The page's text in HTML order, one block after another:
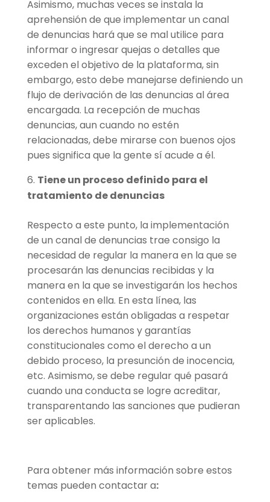
Asimismo, muchas veces se instala la
aprehensión de que implementar un canal
de denuncias hará que se mal utilice para
informar o ingresar quejas o detalles que
exceden el objetivo de la plataforma, sin
embargo, esto debe manejarse definiendo un
flujo de derivación de las denuncias al área
encargada. La recepción de muchas
denuncias, aun cuando no estén
relacionadas, debe mirarse con buenos ojos
pues significa que la gente sí acude a él.
Tiene un proceso definido para el
tratamiento de denuncias
Respecto a este punto, la implementación
de un canal de denuncias trae consigo la
necesidad de regular la manera en la que se
procesarán las denuncias recibidas y la
manera en la que se investigarán los hechos
contenidos en ella. En esta línea, las
organizaciones están obligadas a respetar
los derechos humanos y garantías
constitucionales como el derecho a un
debido proceso, la presunción de inocencia,
etc. Asimismo, se debe regular qué pasará
cuando una conducta se logre acreditar,
transparentando las sanciones que pudieran
ser aplicables.
Para obtener más información sobre estos
temas pueden contactar a: